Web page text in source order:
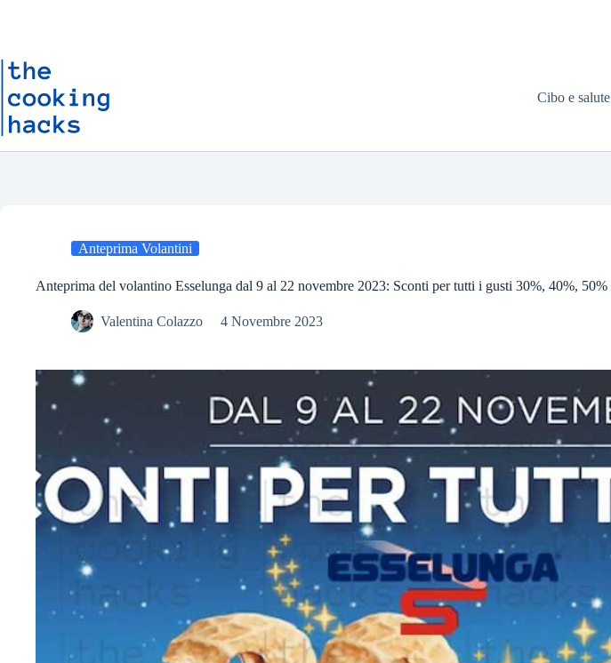
t
o
n
Cibo e salute
Anteprima Volantini
Anteprima del volantino Esselunga dal 9 al 22 novembre 2023: Sconti per tutti i gusti 30%, 40%, 50%
Valentina Colazzo 4 Novembre 2023